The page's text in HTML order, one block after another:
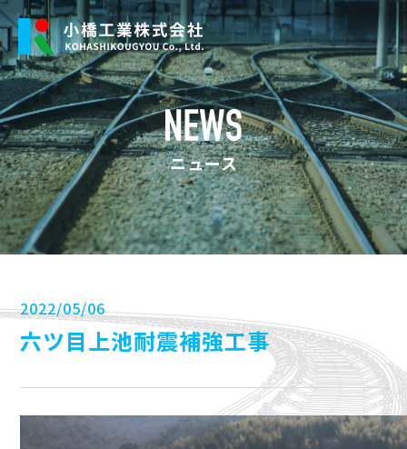
ニュース
2022/05/06
六ツ目上池耐震補強工事